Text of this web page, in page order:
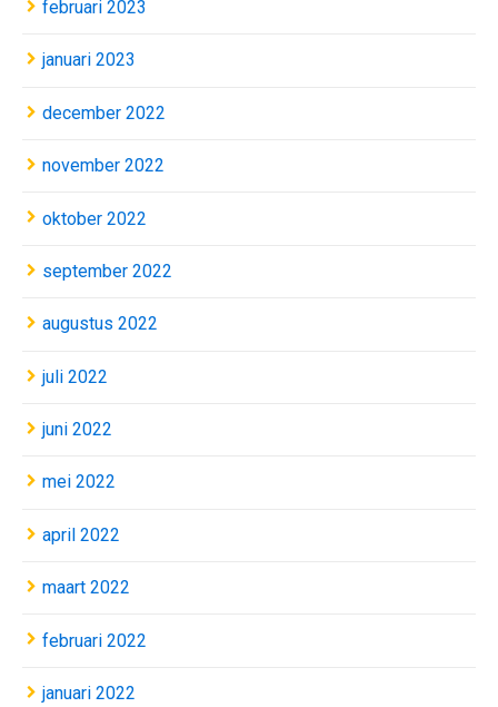
februari 2023
januari 2023
december 2022
november 2022
oktober 2022
september 2022
augustus 2022
juli 2022
juni 2022
mei 2022
april 2022
maart 2022
februari 2022
januari 2022